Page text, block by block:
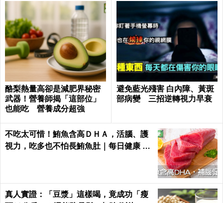
酪梨熱量高卻是減肥界秘密
武器！營養師揭「這部位」
也能吃 營養成分超強
避免藍光殘害 白內障、黃斑
部病變 三招逆轉視力早衰
不吃太可惜！鮪魚含高ＤＨＡ，活腦、護
視力，吃多也不怕長鮪魚肚｜每日健康 He
真人實證：「豆漿」這樣喝，竟成功「瘦